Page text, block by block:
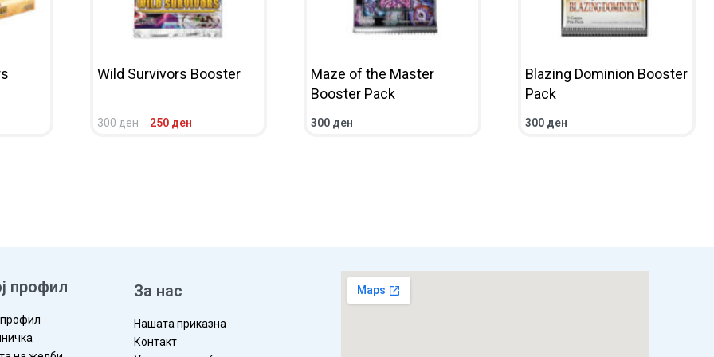
Raise it well and there’s nothing you can’t accomplish together.
What kind of powers does it hold?
Wild Survivors Booster
300ден 250 ден
Maze of the Master
Booster Pack
300 ден
Blazing Dominion Booster
Pack
300 ден
профил
профил
За нас
Нашата приказна
Контакт